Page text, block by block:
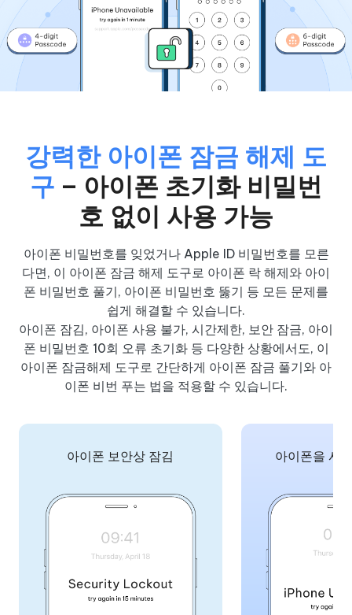
강력한 아이폰 잠금 해제 도
구 – 아이폰 초기화 비밀번
호 없이 사용 가능
아이폰 비밀번호를 잊었거나 Apple ID 비밀번호를 모른
다면, 이 아이폰 잠금 해제 도구로 아이폰 락 해제와 아이
폰 비밀번호 풀기, 아이폰 비밀번호 뚫기 등 모든 문제를
쉽게 해결할 수 있습니다.
아이폰 잠김, 아이폰 사용 불가, 시간제한, 보안 잠금, 아이
폰 비밀번호 10회 오류 초기화 등 다양한 상황에서도, 이
아이폰 잠금해제 도구로 간단하게 아이폰 잠금 풀기와 아
이폰 비번 푸는 법을 적용할 수 있습니다.
아이폰 보안상 잠김 아이폰을 사